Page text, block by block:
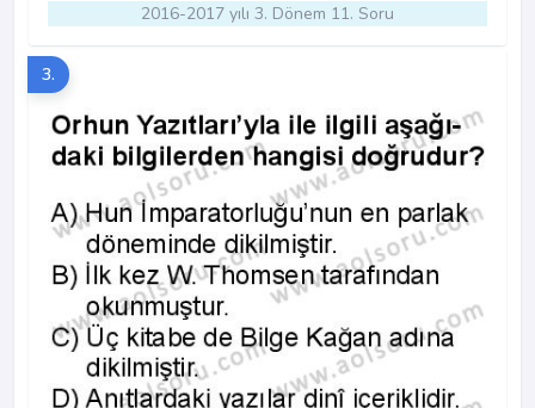
2016-2017 yılı 3. Dönem 11. Soru
3.